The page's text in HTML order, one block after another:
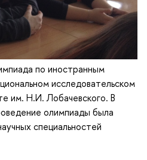
по иностранным
исследовательском
им. Н.И. Лобачевского. В
олимпиады была
специальностей